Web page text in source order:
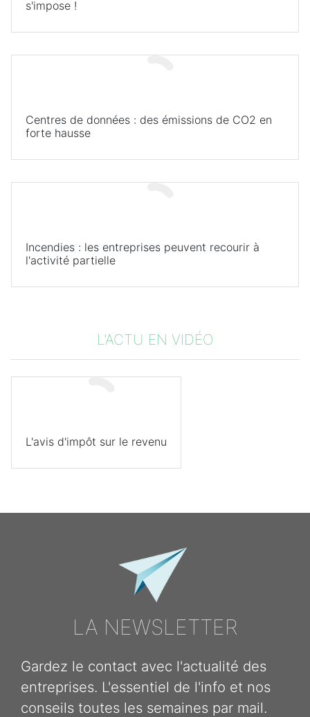
s'impose !
Centres de données : des émissions de CO2 en
forte hausse
Incendies : les entreprises peuvent recourir à
l'activité partielle
L'ACTU EN VIDÉO
L'avis d'impôt sur le revenu
LA NEWSLETTER
Gardez le contact avec l'actualité des
entreprises. L'essentiel de l'info et nos
conseils toutes les semaines par mail.